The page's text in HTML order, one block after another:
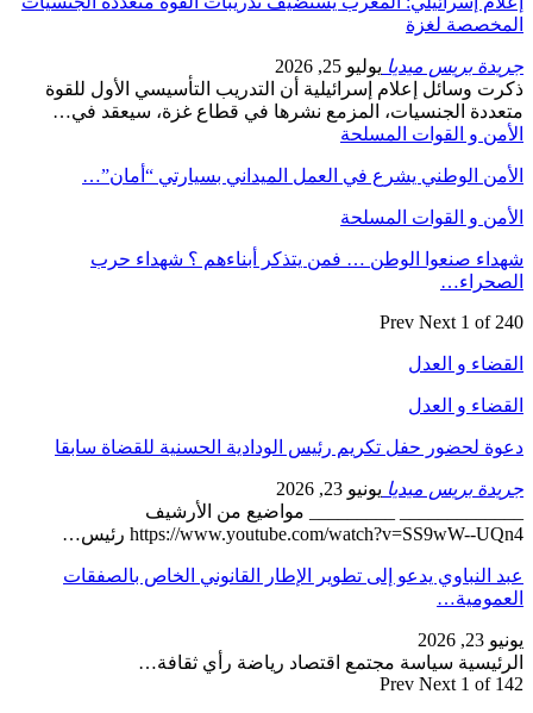
المخصصة لغزة
جريدة بريس ميديا يوليو 25, 2026
ذكرت وسائل إعلام إسرائيلية أن التدريب التأسيسي الأول للقوة
متعددة الجنسيات، المزمع نشرها في قطاع غزة، سيعقد في…
الأمن و القوات المسلحة
الأمن الوطني يشرع في العمل الميداني بسيارتي “أمان”…
الأمن و القوات المسلحة
شهداء صنعوا الوطن … فمن يتذكر أبناءهم ؟ شهداء حرب
الصحراء…
Prev Next 1 of 240
القضاء و العدل
القضاء و العدل
دعوة لحضور حفل تكريم رئيس الودادية الحسنية للقضاة سابقا
جريدة بريس ميديا يونيو 23, 2026
_____________ _________ مواضيع من الأرشيف
https://www.youtube.com/watch?v=SS9wW--UQn4 رئيس…
عبد النباوي يدعو إلى تطوير الإطار القانوني الخاص بالصفقات
العمومية…
يونيو 23, 2026
الرئيسية سياسة مجتمع اقتصاد رياضة رأي ثقافة…
Prev Next 1 of 142